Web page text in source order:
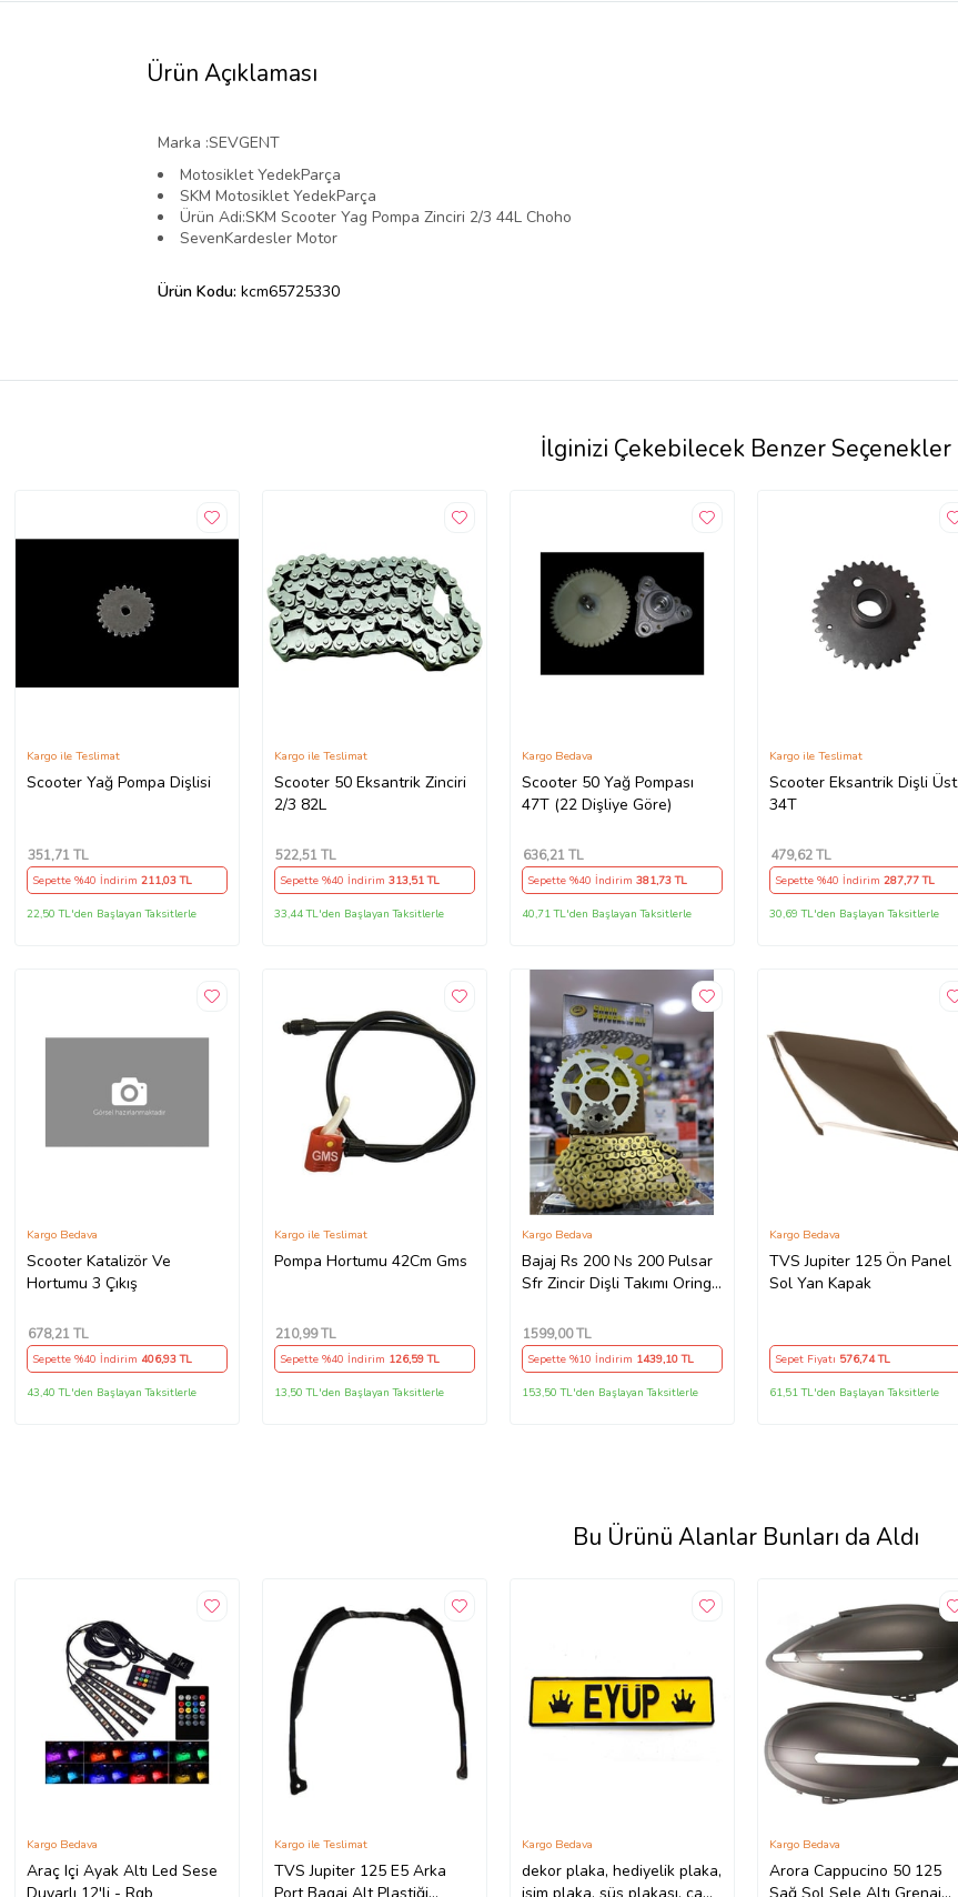
Ürün Açıklaması
Marka :SEVGENT
Motosiklet YedekParça
SKM Motosiklet YedekParça
Ürün Adi:SKM Scooter Yag Pompa Zinciri 2/3 44L Choho
SevenKardesler Motor
Ürün Kodu: kcm65725330
İlginizi Çekebilecek Benzer Seçenekler
Scooter Yağ Pompa Dişlisi
Kargo ile Teslimat
351,71 TL
Sepette %40 İndirim 211,03 TL
22,50 TL'den Başlayan Taksitlerle
Scooter 50 Eksantrik Zinciri
2/3 82L
Kargo ile Teslimat
522,51 TL
Sepette %40 İndirim 313,51 TL
33,44 TL'den Başlayan Taksitlerle
Scooter 50 Yağ Pompası
47T (22 Dişliye Göre)
Kargo Bedava
636,21 TL
Sepette %40 İndirim 381,73 TL
40,71 TL'den Başlayan Taksitlerle
Scooter Eksantrik Dişli Üst
34T
Kargo ile Teslimat
479,62 TL
Sepette %40 İndirim 287,77 TL
30,69 TL'den Başlayan Taksitlerle
Scooter Katalizör Ve
Hortumu 3 Çıkış
Kargo Bedava
678,21 TL
Sepette %40 İndirim 406,93 TL
43,40 TL'den Başlayan Taksitlerle
Pompa Hortumu 42Cm Gms
Kargo ile Teslimat
210,99 TL
Sepette %40 İndirim 126,59 TL
13,50 TL'den Başlayan Taksitlerle
Bajaj Rs 200 Ns 200 Pulsar
Sfr Zincir Dişli Takımı Oringli
Bakla Supermto
Kargo Bedava
1599,00 TL
Sepette %10 İndirim 1439,10 TL
153,50 TL'den Başlayan Taksitlerle
TVS Jupiter 125 Ön Panel
Sol Yan Kapak
Kargo Bedava
Sepet Fiyatı 576,74 TL
61,51 TL'den Başlayan Taksitlerle
Bu Ürünü Alanlar Bunları da Aldı
Araç Içi Ayak Altı Led Sese
Kargo Bedava
TVS Jupiter 125 E5 Arka
Kargo ile Teslimat
dekor plaka, hediyelik plaka,
Kargo Bedava
Arora Cappucino 50 125
Kargo Bedava